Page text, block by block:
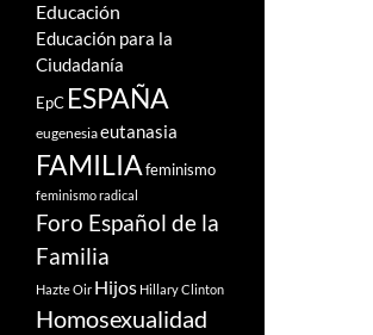
Educación
Educación para la
Ciudadanía
EpC ESPAÑA
eugenesiaeutanasia
FAMILIAfeminismo
feminismo radical
Foro Español de la
Familia
Hazte Oir Hijos Hillary Clinton
Homosexualidad